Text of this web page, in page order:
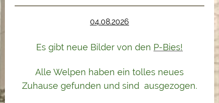
04.08.2026
Es gibt neue Bilder von den P-Bies!
Alle Welpen haben ein tolles neues
Zuhause gefunden und sind ausgezogen.